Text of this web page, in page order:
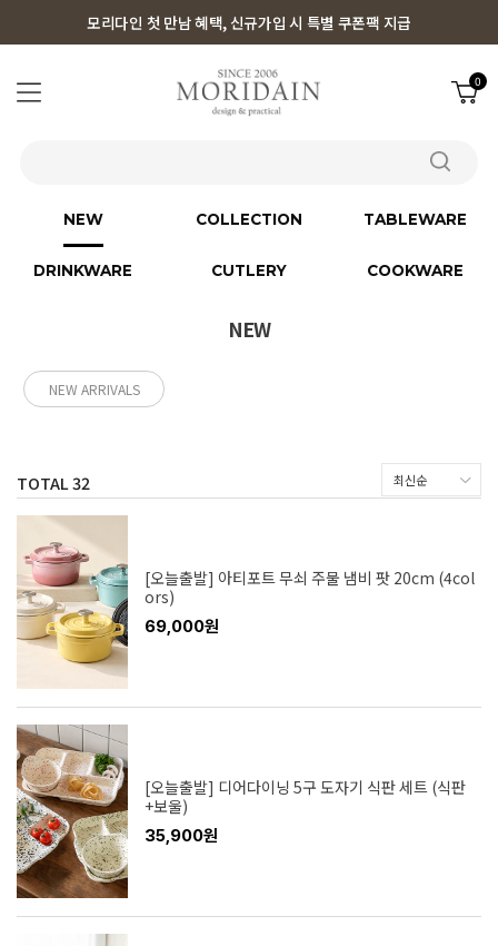
모리다인 첫 만남 혜택, 신규가입 시 특별 쿠폰팩 지급
0
NEW COLLECTION TABLEWARE
DRINKWARE CUTLERY COOKWARE
NEW
NEW ARRIVALS
TOTAL32
[오늘출발] 아티포트 무쇠 주물 냄비 팟 20cm (4col
ors)
69,000원
[오늘출발] 디어다이닝 5구 도자기 식판 세트 (식판
+보울)
35,900원